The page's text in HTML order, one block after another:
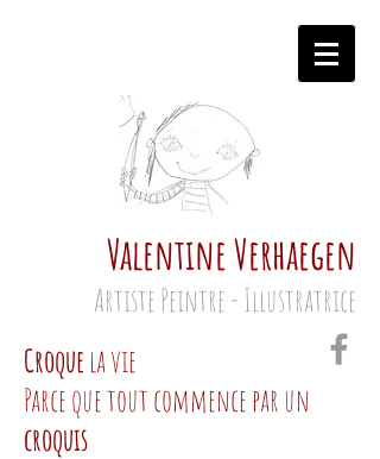
Valentine Verhaegen
Artiste Peintre - Illustratrice
Croque la vie
Parce que tout commence par un
croquis